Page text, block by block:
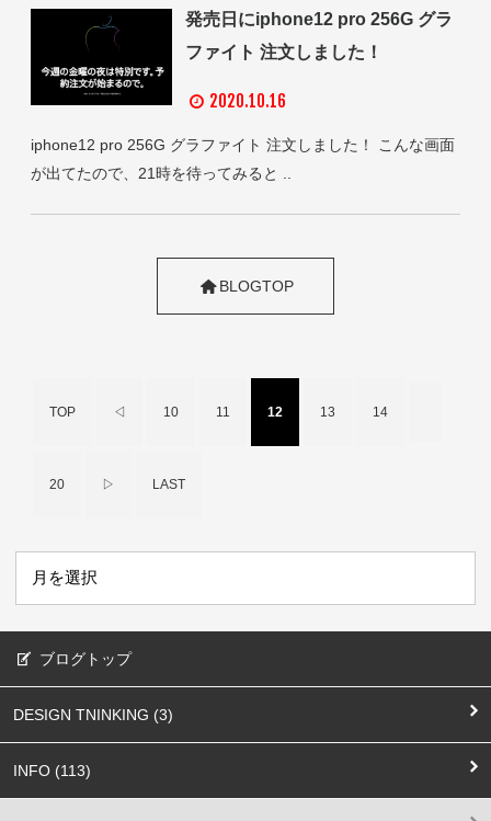
発売日にiphone12 pro 256G グラ
ファイト 注文しました！
2020.10.16
iphone12 pro 256G グラファイト 注文しました！ こんな画面
が出てたので、21時を待ってみると ..
BLOGTOP
TOP ◁ 10 11 12 13 14
20 ▷ LAST
ブログトップ
DESIGN TNINKING (3)
INFO (113)